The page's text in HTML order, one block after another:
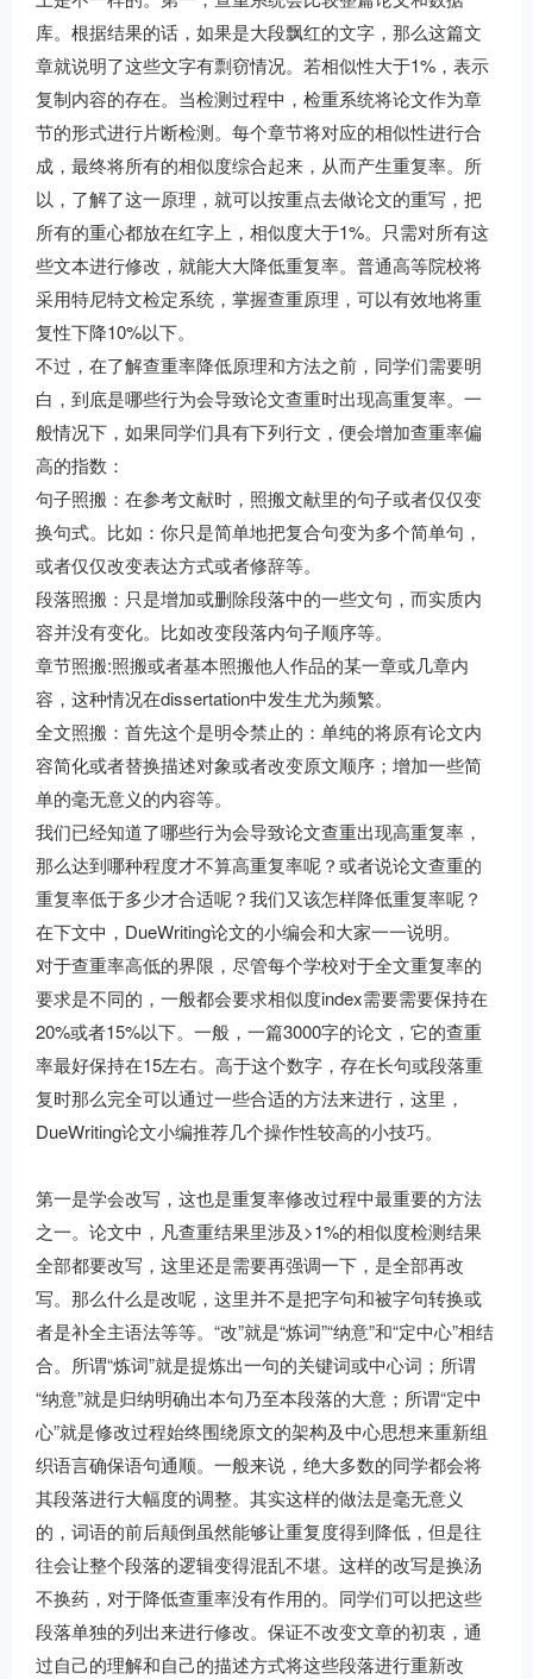
库。根据结果的话，如果是大段飘红的文字，那么这篇文
章就说明了这些文字有剽窃情况。若相似性大于1%，表示
复制内容的存在。当检测过程中，检重系统将论文作为章
节的形式进行片断检测。每个章节将对应的相似性进行合
成，最终将所有的相似度综合起来，从而产生重复率。 所
以，了解了这一原理，就可以按重点去做论文的重写，把
所有的重心都放在红字上，相似度大于1%。只需对所有这
些文本进行修改，就能大大降低重复率。普通高等院校将
采用特尼特文检定系统，掌握查重原理，可以有效地将重
复性下降10%以下。
不过，在了解查重率降低原理和方法之前，同学们需要明
白，到底是哪些行为会导致论文查重时出现高重复率。一
般情况下，如果同学们具有下列行文，便会增加查重率偏
高的指数：
句子照搬：在参考文献时，照搬文献里的句子或者仅仅变
换句式。比如：你只是简单地把复合句变为多个简单句，
或者仅仅改变表达方式或者修辞等。
段落照搬：只是增加或删除段落中的一些文句，而实质内
容并没有变化。比如改变段落内句子顺序等。
章节照搬:照搬或者基本照搬他人作品的某一章或几章内
容，这种情况在dissertation中发生尤为频繁。
全文照搬：首先这个是明令禁止的：单纯的将原有论文内
容简化或者替换描述对象或者改变原文顺序；增加一些简
单的毫无意义的内容等。
我们已经知道了哪些行为会导致论文查重出现高重复率，
那么达到哪种程度才不算高重复率呢？或者说论文查重的
重复率低于多少才合适呢？我们又该怎样降低重复率呢？
在下文中，DueWriting论文的小编会和大家一一说明。
对于查重率高低的界限，尽管每个学校对于全文重复率的
要求是不同的，一般都会要求相似度index需要需要保持在
20%或者15%以下。一般，一篇3000字的论文，它的查重
率最好保持在15左右。高于这个数字，存在长句或段落重
复时那么完全可以通过一些合适的方法来进行，这里，
DueWriting论文小编推荐几个操作性较高的小技巧。
第一是学会改写，这也是重复率修改过程中最重要的方法
之一。论文中，凡查重结果里涉及>1%的相似度检测结果
全部都要改写，这里还是需要再强调一下，是全部再改
写。那么什么是改呢，这里并不是把字句和被字句转换或
者是补全主语法等等。“改”就是“炼词”“纳意”和“定中心”相结
合。所谓“炼词”就是提炼出一句的关键词或中心词；所谓
“纳意”就是归纳明确出本句乃至本段落的大意；所谓“定中
心”就是修改过程始终围绕原文的架构及中心思想来重新组
织语言确保语句通顺。一般来说，绝大多数的同学都会将
其段落进行大幅度的调整。其实这样的做法是毫无意义
的，词语的前后颠倒虽然能够让重复度得到降低，但是往
往会让整个段落的逻辑变得混乱不堪。这样的改写是换汤
不换药，对于降低查重率没有作用的。同学们可以把这些
段落单独的列出来进行修改。保证不改变文章的初衷，通
过自己的理解和自己的描述方式将这些段落进行重新改